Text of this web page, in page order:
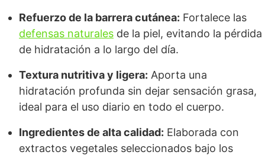
Refuerzo de la barrera cutánea: Fortalece las
defensas naturales de la piel, evitando la pérdida
de hidratación a lo largo del día.
Textura nutritiva y ligera: Aporta una
hidratación profunda sin dejar sensación grasa,
ideal para el uso diario en todo el cuerpo.
Ingredientes de alta calidad: Elaborada con
extractos vegetales seleccionados bajo los